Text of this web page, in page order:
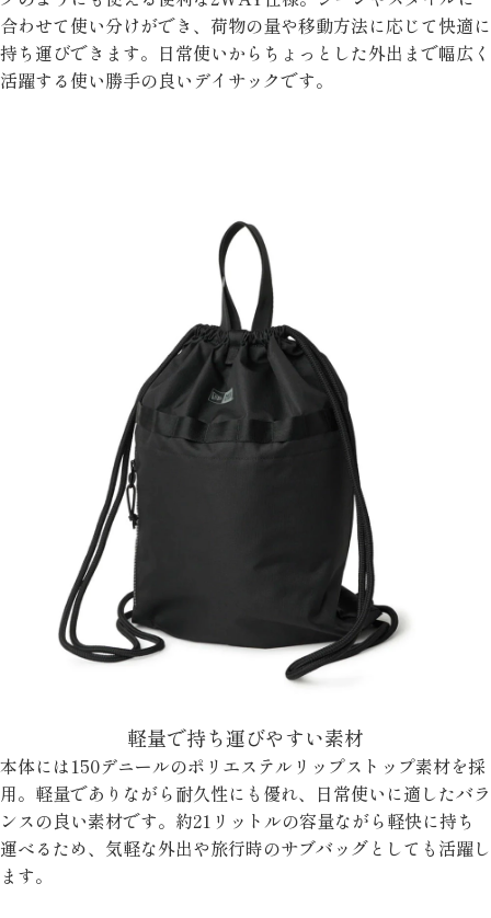
合わせて使い分けができ、荷物の量や移動方法に応じて快適に
持ち運びできます。日常使いからちょっとした外出まで幅広く
活躍する使い勝手の良いデイサックです。
軽量で持ち運びやすい素材
本体には150デニールのポリエステルリップストップ素材を採
用。軽量でありながら耐久性にも優れ、日常使いに適したバラ
ンスの良い素材です。約21リットルの容量ながら軽快に持ち
運べるため、気軽な外出や旅行時のサブバッグとしても活躍し
ます。